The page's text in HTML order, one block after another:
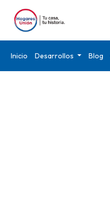
Inicio Desarrollos Blog